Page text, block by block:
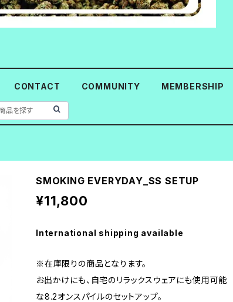
CONTACT COMMUNITY MEMBERSHIP
SMOKING EVERYDAY_SS SETUP
¥11,800
International shipping available
※在庫限りの商品となります。
お出かけにも、自宅のリラックスウェアにも使用可能
な8.2オンスパイルのセットアップ。